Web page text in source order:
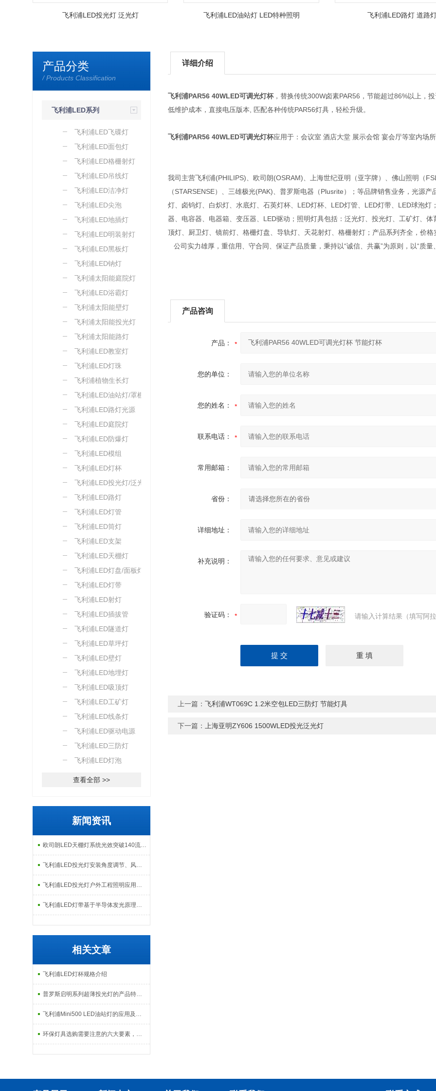
飞利浦LED投光灯 泛光灯 飞利浦LED油站灯 LED特种照明 飞利浦LED路灯 道路
产品分类
/ Products Classification
飞利浦LED系列
飞利浦LED飞碟灯
飞利浦LED面包灯
飞利浦LED格栅射灯
飞利浦LED吊线灯
飞利浦LED洁净灯
飞利浦LED尖泡
飞利浦LED地插灯
飞利浦LED明装射灯
飞利浦LED黑板灯
飞利浦LED钠灯
飞利浦太阳能庭院灯
飞利浦LED浴霸灯
飞利浦太阳能壁灯
飞利浦太阳能投光灯
飞利浦太阳能路灯
飞利浦LED教室灯
飞利浦LED灯珠
飞利浦植物生长灯
飞利浦LED油站灯/罩棚灯
飞利浦LED路灯光源
飞利浦LED庭院灯
飞利浦LED防爆灯
飞利浦LED模组
飞利浦LED灯杯
飞利浦LED投光灯/泛光灯
飞利浦LED路灯
飞利浦LED灯管
飞利浦LED筒灯
飞利浦LED支架
飞利浦LED天棚灯
飞利浦LED灯盘/面板灯
飞利浦LED灯带
飞利浦LED射灯
飞利浦LED插拔管
飞利浦LED隧道灯
飞利浦LED草坪灯
飞利浦LED壁灯
飞利浦LED地埋灯
飞利浦LED吸顶灯
飞利浦LED工矿灯
飞利浦LED线条灯
飞利浦LED驱动电源
飞利浦LED三防灯
飞利浦LED灯泡
查看全部 >>
新闻资讯
欧司朗LED天棚灯系统光效突破140流明每瓦：工业照明节能改造的核心指标解析
飞利浦LED投光灯安装角度调节、风载影响及现场调试注意事项
飞利浦LED投光灯户外工程照明应用场景与日常维护检修指南
飞利浦LED灯带基于半导体发光原理的构造与智能调控技术解析
相关文章
飞利浦LED灯杯规格介绍
普罗斯启明系列超薄投光灯的产品特性及应用场所
飞利浦Mini500 LED油站灯的应用及特点
环保灯具选购需要注意的六大要素，一个都不能缺
详细介绍
飞利浦PAR56 40WLED可调光灯杯，替换传统300W卤素PAR56，节能超过86%以上，
低维护成本，直接电压版本, 匹配各种传统PAR56灯具，轻松升级。
飞利浦PAR56 40WLED可调光灯杯应用于：会议室 酒店大堂 展示会馆 宴会厅等室内场所
我司主营飞利浦(PHILIPS)、欧司朗(OSRAM)、上海世纪亚明（亚字牌）、佛山照明（
（STARSENSE）、三雄极光(PAK)、普罗斯电器（Plusrite）；等品牌销售业务，光源
灯、卤钨灯、白炽灯、水底灯、石英灯杯、LED灯杯、LED灯管、LED灯带、LED球泡
器、电容器、电器箱、变压器、LED驱动；照明灯具包括：泛光灯、投光灯、工矿灯、
顶灯、厨卫灯、镜前灯、格栅灯盘、导轨灯、天花射灯、格栅射灯；产品系列齐全，价格
公司实力雄厚，重信用、守合同、保证产品质量，秉持以“诚信、共赢”为原则，以“质
产品咨询
产品：
您的单位：
您的姓名：
联系电话：
常用邮箱：
省份：
详细地址：
补充说明：
验证码： 请输入计算结果（填写阿
上一篇：飞利浦WT069C 1.2米空包LED三防灯 节能灯具
下一篇： 上海亚明ZY606 1500WLED投光泛光灯